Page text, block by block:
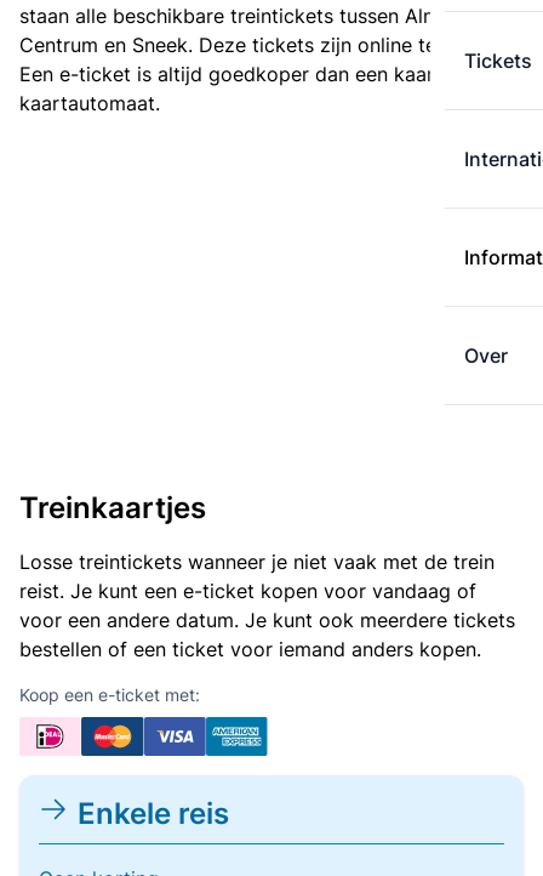
Tickets
Over
staan alle beschikbare treintickets tussen Almere
Centrum en Sneek. Deze tickets zijn online te koop.
Een e-ticket is altijd goedkoper dan een kaartje uit de
kaartautomaat.
Treinkaartjes
Losse treintickets wanneer je niet vaak met de trein
reist. Je kunt een e-ticket kopen voor vandaag of
voor een andere datum. Je kunt ook meerdere tickets
bestellen of een ticket voor iemand anders kopen.
Koop een e-ticket met:
Enkele reis